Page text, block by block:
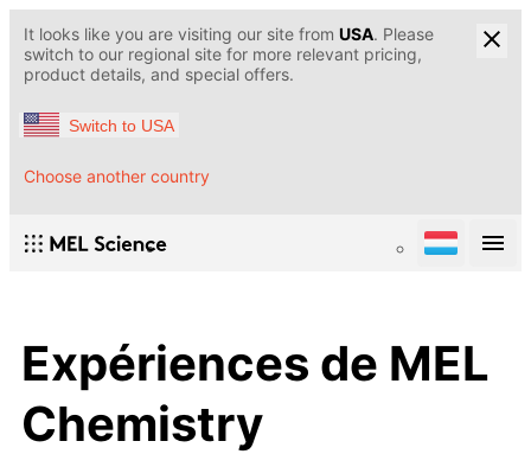
It looks like you are visiting our site from USA. Please
switch to our regional site for more relevant pricing,
product details, and special offers.
Switch to USA
Choose another country
Expériences de MEL
Chemistry